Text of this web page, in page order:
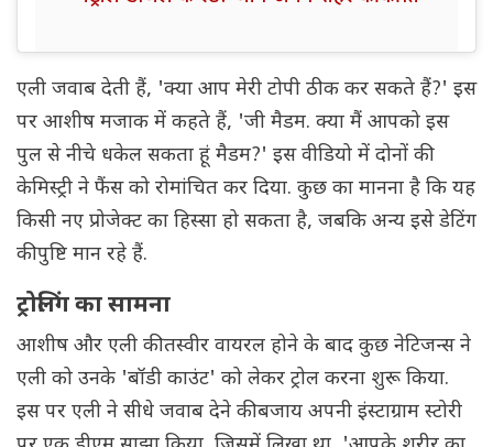
एली जवाब देती हैं, 'क्या आप मेरी टोपी ठीक कर सकते हैं?' इस
पर आशीष मजाक में कहते हैं, 'जी मैडम. क्या मैं आपको इस
पुल से नीचे धकेल सकता हूं मैडम?' इस वीडियो में दोनों की
केमिस्ट्री ने फैंस को रोमांचित कर दिया. कुछ का मानना है कि यह
किसी नए प्रोजेक्ट का हिस्सा हो सकता है, जबकि अन्य इसे डेटिंग
की पुष्टि मान रहे हैं.
ट्रोलिंग का सामना
आशीष और एली की तस्वीर वायरल होने के बाद कुछ नेटिजन्स ने
एली को उनके 'बॉडी काउंट' को लेकर ट्रोल करना शुरू किया.
इस पर एली ने सीधे जवाब देने की बजाय अपनी इंस्टाग्राम स्टोरी